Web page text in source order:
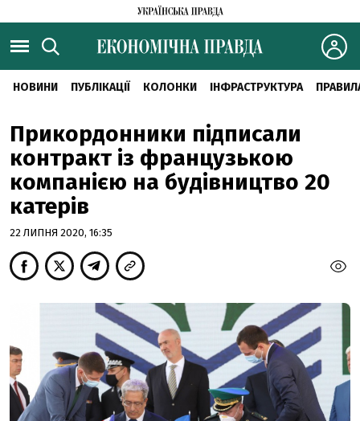
НОВИНИ ПУБЛІКАЦІЇ КОЛОНКИ ІНФРАСТРУКТУРА
Прикордонники підписали
контракт із французькою
компанією на будівництво 20
катерів
22 ЛИПНЯ 2020, 16:35